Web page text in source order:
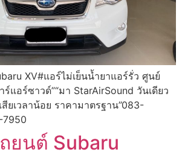
XV#แอร์ไม่เย็นน้ำยาแอร์รั่ว ศูนย์
แอร์ซาวด์”“มา StarAirSound วันเดียว
สียเวลาน้อย ราคามาตรฐาน”083-
7950
ยนต์ Subaru